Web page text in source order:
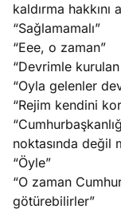
kaldırma hakkını
“Sağlamamalı”
“Eee, o zaman”
“Devrimle
“Oyla gelenler
“Rejim kendini
noktasında değil
“Öyle”
“O zaman
götürebilirler”